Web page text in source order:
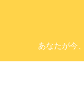
あなたが今